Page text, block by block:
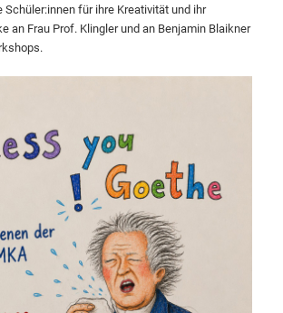
Schüler:innen für ihre Kreativität und ihr
an Frau Prof. Klingler und an Benjamin Blaikner